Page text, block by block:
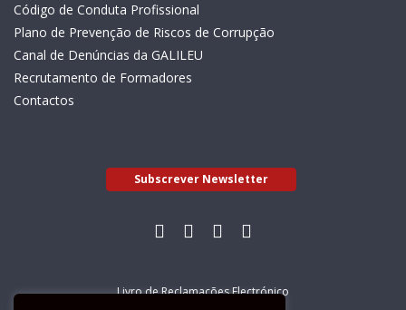
Código de Conduta Profissional
Plano de Prevenção de Riscos de Corrupção
Canal de Denúncias da GALILEU
Recrutamento de Formadores
Contactos
Subscrever Newsletter
Livro de Reclamações Electrónico